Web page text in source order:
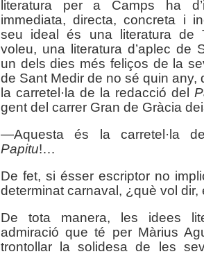
literatura per a Camps ha
immediata, directa, concreta i
seu ideal és una literatura de
voleu, una literatura d’aplec de
un dels dies més feliços de la
de Sant Medir de no sé quin any,
la carretel·la de la redacció del
gent del carrer Gran de Gràcia
—Aquesta és la carretel·la
Papitu!…
De fet, si ésser escriptor no
determinat carnaval, ¿què vol dir,
De tota manera, les idees
admiració que té per Màrius
trontollar la solidesa de les